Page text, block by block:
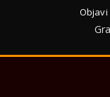
Objavi